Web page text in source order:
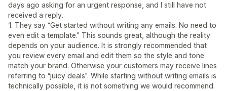
days ago asking for an urgent response, and I still have not
received a reply.
1. They say “Get started without writing any emails. No need to
even edit a template.” This sounds great, although the reality
depends on your audience. It is strongly recommended that
you review every email and edit them so the style and tone
match your brand. Otherwise your customers may receive lines
referring to “juicy deals”. While starting without writing emails is
technically possible, it is not something we would recommend.